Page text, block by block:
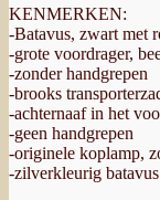
KENMERKEN:
-Batavus, zwart met
-grote voordrager,
-zonder handgrepen
-brooks
-achternaaf in het
-geen handgrepen
-originele koplamp,
-zilverkleurig